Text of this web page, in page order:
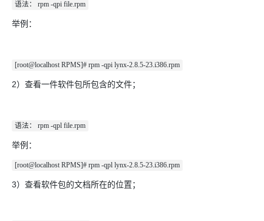
语法： rpm -qpi file.rpm
举例：
[root@localhost RPMS]# rpm -qpi lynx-2.8.5-23.i386.rpm
2）查看一件软件包所包含的文件；
语法： rpm -qpl file.rpm
举例：
[root@localhost RPMS]# rpm -qpl lynx-2.8.5-23.i386.rpm
3）查看软件包的文档所在的位置；